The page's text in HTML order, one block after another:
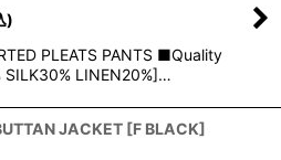
)
PLEATS PANTS ■Quality
SILK30% LINEN20%]…
JACKET [F BLACK]